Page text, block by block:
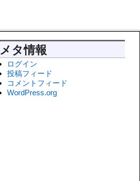
メタ情報
ログイン
投稿フィード
コメントフィード
WordPress.org